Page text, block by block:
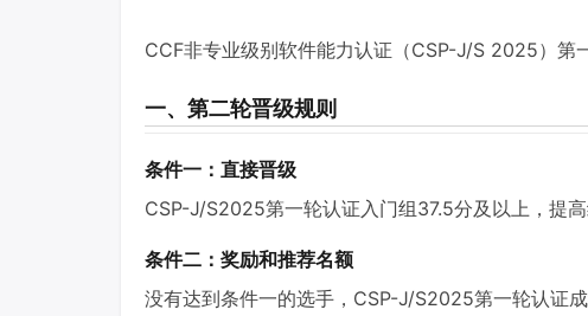
CCF非专业级别软件能力认证（CSP-J/S 2025）第
一、第二轮晋级规则
条件一：直接晋级
CSP-J/S2025第一轮认证入门组37.5分及以上，提
条件二：奖励和推荐名额
没有达到条件一的选手，CSP-J/S2025第一轮认证